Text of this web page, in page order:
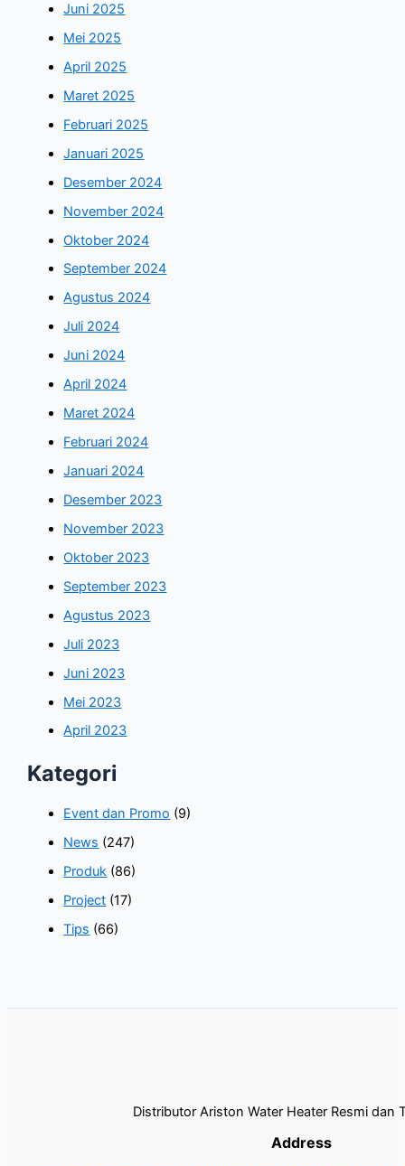
Juni 2025
Mei 2025
April 2025
Maret 2025
Februari 2025
Januari 2025
Desember 2024
November 2024
Oktober 2024
September 2024
Agustus 2024
Juli 2024
Juni 2024
April 2024
Maret 2024
Februari 2024
Januari 2024
Desember 2023
November 2023
Oktober 2023
September 2023
Agustus 2023
Juli 2023
Juni 2023
Mei 2023
April 2023
Kategori
Event dan Promo (9)
News (247)
Produk (86)
Project (17)
Tips (66)
Distributor Ariston Water Heater Resmi dan
Address